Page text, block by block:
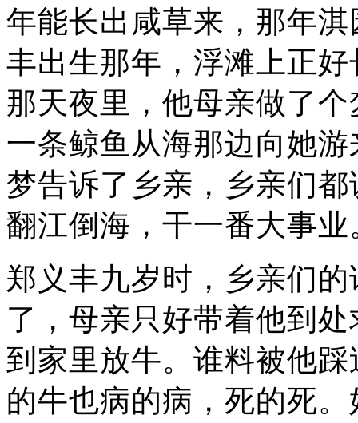
年能长出咸草来，那年
丰出生那年，浮滩上正
那天夜里，他母亲做了
一条鲸鱼从海那边向她
梦告诉了乡亲，乡亲们
翻江倒海，干一番大事业
郑义丰九岁时，乡亲们
了，母亲只好带着他到
到家里放牛。谁料被他
的牛也病的病，死的死